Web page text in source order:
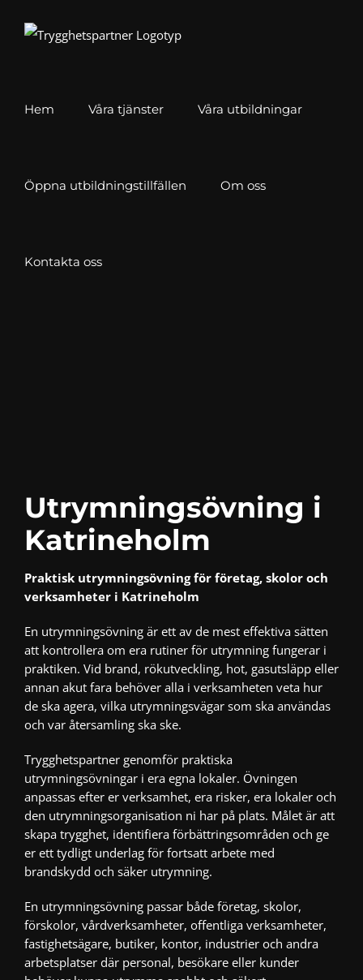
Hem Våra tjänster Våra utbildningar
Öppna utbildningstillfällen Om oss
Kontakta oss
Utrymningsövning i
Katrineholm
Praktisk utrymningsövning för företag, skolor och
verksamheter i Katrineholm
En utrymningsövning är ett av de mest effektiva sätten
att kontrollera om era rutiner för utrymning fungerar i
praktiken. Vid brand, rökutveckling, hot, gasutsläpp eller
annan akut fara behöver alla i verksamheten veta hur
de ska agera, vilka utrymningsvägar som ska användas
och var återsamling ska ske.
Trygghetspartner genomför praktiska
utrymningsövningar i era egna lokaler. Övningen
anpassas efter er verksamhet, era risker, era lokaler och
den utrymningsorganisation ni har på plats. Målet är att
skapa trygghet, identifiera förbättringsområden och ge
er ett tydligt underlag för fortsatt arbete med
brandskydd och säker utrymning.
En utrymningsövning passar både företag, skolor,
förskolor, vårdverksamheter, offentliga verksamheter,
fastighetsägare, butiker, kontor, industrier och andra
arbetsplatser där personal, besökare eller kunder